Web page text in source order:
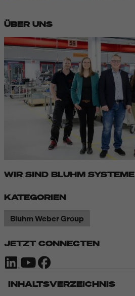
ÜBER UNS
WIR SIND BLUHM SYSTEME
KATEGORIEN
Bluhm Weber Group
JETZT CONNECTEN
INHALTSVERZEICHNIS